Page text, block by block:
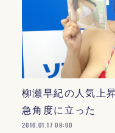
柳瀬早紀の人気上
急角度に立った
2016.01.17 09:00